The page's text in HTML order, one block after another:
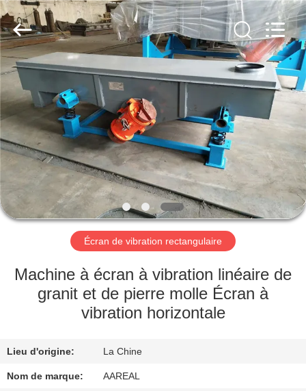
À
LA
MAISON
PRODUITS
À
PROPOS
NOUS
L'USINE
2026
Xinxiang
AAREAL
Machine
Co.,Ltd.
All
Rights
Reserved.
Écran de vibration rectangulaire
Machine à écran à vibration linéaire de
granit et de pierre molle Écran à
vibration horizontale
Lieu d'origine: La Chine
Nom de marque: AAREAL